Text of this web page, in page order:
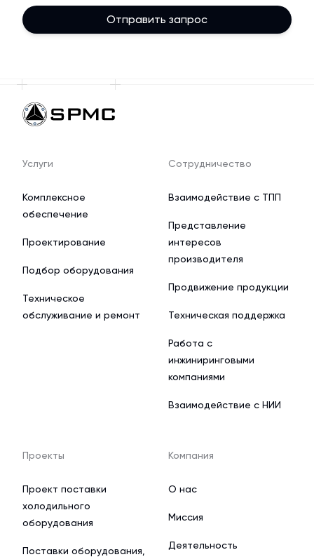
Отправить запрос
Услуги
Комплексное
обеспечение
Проектирование
Подбор оборудования
Техническое
обслуживание и ремонт
Сотрудничество
Взаимодействие с ТПП
Представление
интересов
производителя
Продвижение продукции
Техническая поддержка
Работа с
инжиниринговыми
компаниями
Взаимодействие с НИИ
Проекты
Проект поставки
холодильного
оборудования
Поставки оборудования,
Компания
О нас
Миссия
Деятельность